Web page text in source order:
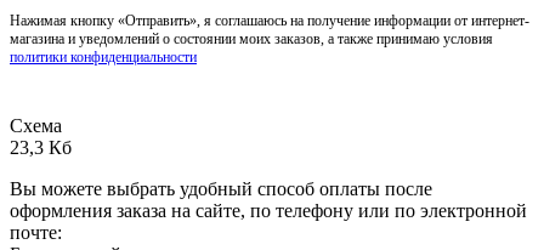
Нажимая кнопку «Отправить», я соглашаюсь на получение информации от интернет-
магазина и уведомлений о состоянии моих заказов, а также принимаю условия
политики конфиденциальности
Схема
23,3 Кб
Вы можете выбрать удобный способ оплаты после
оформления заказа на сайте, по телефону или по электронной
почте: